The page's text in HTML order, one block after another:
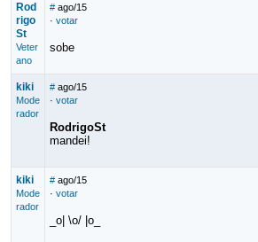
Rod
rigo
St
Veter
ano
# ago/15
· votar
sobe
kiki
Mode
rador
# ago/15
· votar
RodrigoSt
mandei!
kiki
Mode
rador
# ago/15
· votar
_o| \o/ |o_